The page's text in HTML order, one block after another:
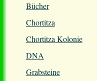
Bücher
Chortitza
Chortitza Kolonie
DNA
Grabsteine